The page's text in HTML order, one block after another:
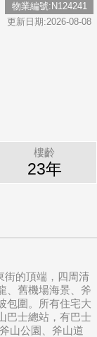
物業編號:N124241
更新日期:2026-08-08
樓齡
23年
街的頂端，四周清
、舊機場海景、斧
包圍。所有住宅大
巴士總站，有巴士
山公園、斧山道